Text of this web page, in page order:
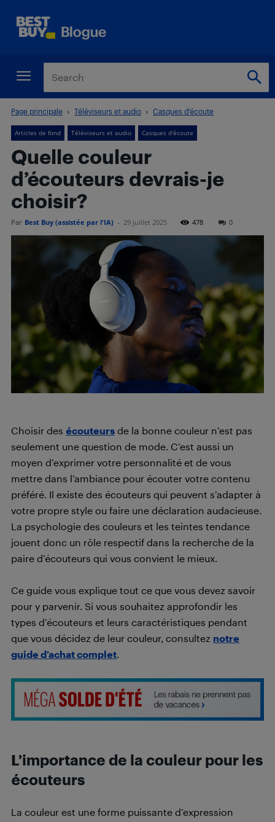
Page principale Téléviseurs et audio Casques d'écoute
Articles de fond Téléviseurs et audio Casques d'écoute
Quelle couleur
d’écouteurs devrais-je
choisir?
Par Best Buy (assistée par l'IA) - 29 juillet 2025 478 0
Choisir des écouteurs de la bonne couleur n’est pas
seulement une question de mode. C’est aussi un
moyen d’exprimer votre personnalité et de vous
mettre dans l’ambiance pour écouter votre contenu
préféré. Il existe des écouteurs qui peuvent s’adapter à
votre propre style ou faire une déclaration audacieuse.
La psychologie des couleurs et les teintes tendance
jouent donc un rôle respectif dans la recherche de la
paire d’écouteurs qui vous convient le mieux.
Ce guide vous explique tout ce que vous devez savoir
pour y parvenir. Si vous souhaitez approfondir les
types d’écouteurs et leurs caractéristiques pendant
que vous décidez de leur couleur, consultez notre
guide d’achat complet.
L’importance de la couleur pour les
écouteurs
La couleur est une forme puissante d’expression